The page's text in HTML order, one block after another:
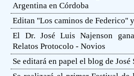
Argentina en Córdoba
Editan ''Los caminos de Federico''
El Dr. José Luis Najenson
Relatos Protocolo - Novios
Se editará en papel el blog de José